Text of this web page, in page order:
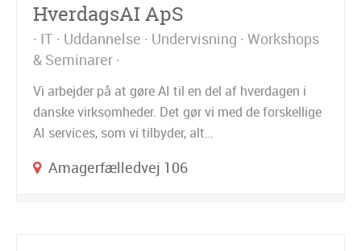
HverdagsAI ApS
IT Uddannelse Undervisning Workshops
& Seminarer
Vi arbejder på at gøre AI til en del af hverdagen i
danske virksomheder. Det gør vi med de forskellige
AI services, som vi tilbyder, alt…
Amagerfælledvej 106